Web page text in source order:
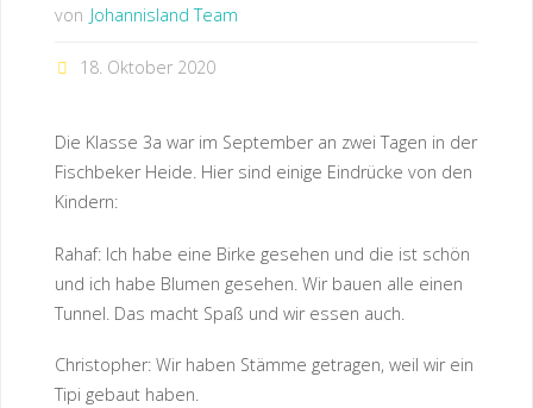
von Johannisland Team
18. Oktober 2020
Die Klasse 3a war im September an zwei Tagen in der
Fischbeker Heide. Hier sind einige Eindrücke von den
Kindern:
Rahaf: Ich habe eine Birke gesehen und die ist schön
und ich habe Blumen gesehen. Wir bauen alle einen
Tunnel. Das macht Spaß und wir essen auch.
Christopher: Wir haben Stämme getragen, weil wir ein
Tipi gebaut haben.